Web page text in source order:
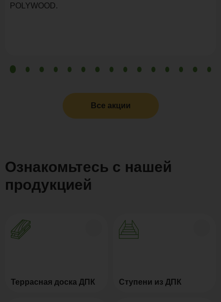
POLYWOOD.
Все акции
Ознакомьтесь с нашей
продукцией
Террасная доска ДПК Ступени из ДПК